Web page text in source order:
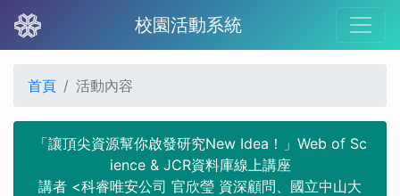
校園活動系統
首頁 活動內容
「讓頂尖資源幫你啟發研究New Idea！」Web of Sc
ience & JCR資料庫線上講座
講者 <科睿唯安公司 官欣瑩 資深顧問、國立中山大